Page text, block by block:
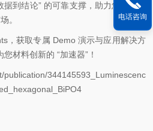
到结论” 的可靠支撑，助力您的研究
。
，获取专属 Demo 演示与应用解决方
材料创新的 “加速器”！
publication/344145593_Luminescenc
电话咨询